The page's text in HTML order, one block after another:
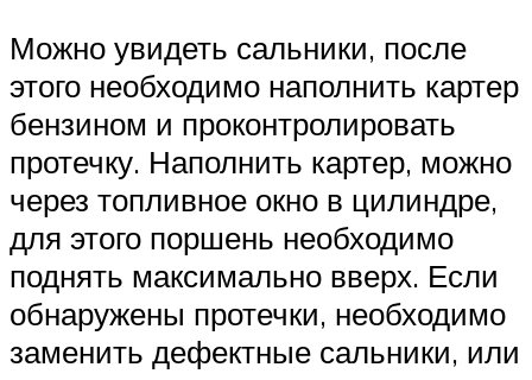
Можно увидеть сальники, после
этого необходимо наполнить картер
бензином и проконтролировать
протечку. Наполнить картер, можно
через топливное окно в цилиндре,
для этого поршень необходимо
поднять максимально вверх. Если
обнаружены протечки, необходимо
заменить дефектные сальники, или